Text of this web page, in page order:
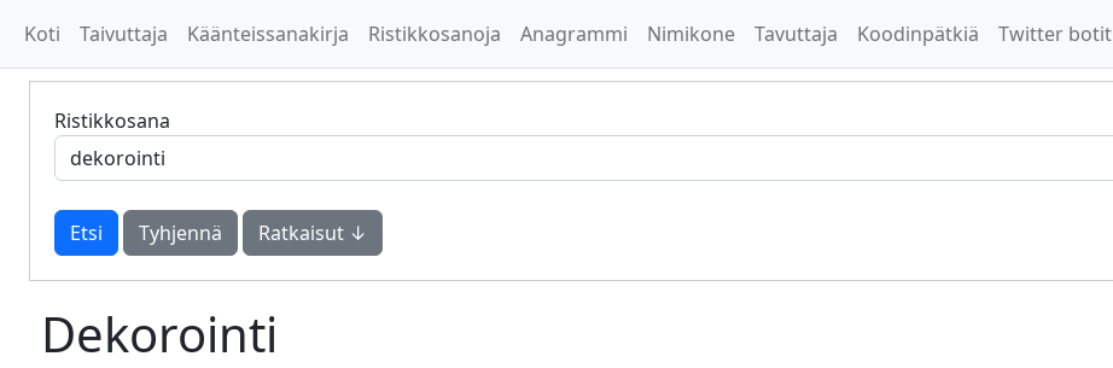
Koti Taivuttaja Käänteissanakirja Ristikkosanoja Anagrammi Nimikone Tavuttaja Koodinpätkiä Twitter botit
Ristikkosana
Tyhjennä Ratkaisut ↓
Dekorointi